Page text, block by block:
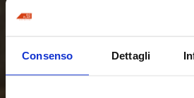
Consenso Dettagli